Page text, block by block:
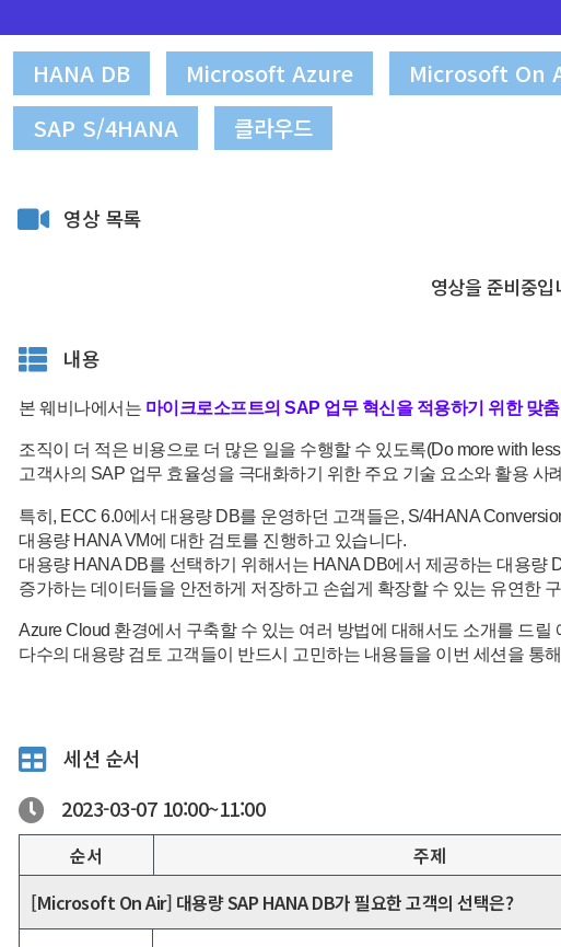
HANA DB Microsoft Azure Microsoft On
SAP S/4HANA
클라우드
영상 목록
영상을 준비중입
내용
본 웨비나에서는 마이크로소프트의 SAP 업무 혁신을 적용하기 위한 맞
조직이 더 적은 비용으로 더 많은 일을 수행할 수 있도록(Do more with
고객사의 SAP 업무 효율성을 극대화하기 위한 주요 기술 요소와 활용 사
특히, ECC 6.0에서 대용량 DB를 운영하던 고객들은, S/4HANA
대용량 HANA VM에 대한 검토를 진행하고 있습니다.
대용량 HANA DB를 선택하기 위해서는 HANA DB에서 제공하는 대용량
증가하는 데이터들을 안전하게 저장하고 손쉽게 확장할 수 있는 유연한
Azure Cloud 환경에서 구축할 수 있는 여러 방법에 대해서도 소개를 드릴
다수의 대용량 검토 고객들이 반드시 고민하는 내용들을 이번 세션을 통
세션 순서
2023-03-07 10:00~11:00
순서 주제
[Microsoft On Air] 대용량 SAP HANA DB가 필요한 고객의 선택은?